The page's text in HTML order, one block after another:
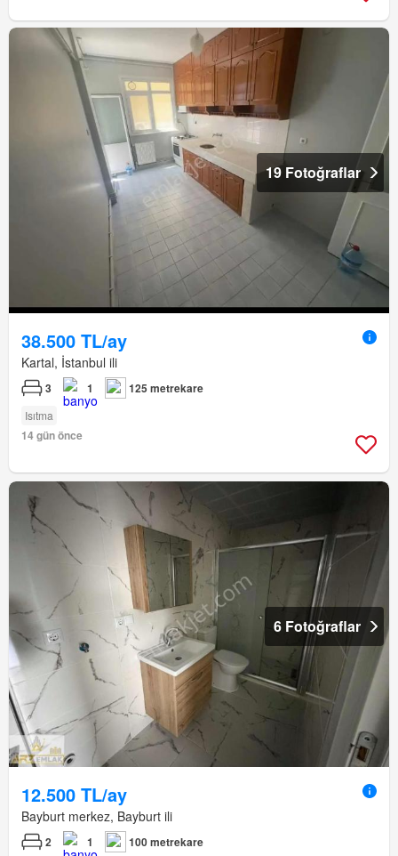
19 Fotoğraflar
38.500 TL/ay
Kartal, İstanbul ili
3 1 125 metrekare
Isıtma
14 gün önce
6 Fotoğraflar
12.500 TL/ay
Bayburt merkez, Bayburt ili
2 1
100 metrekare